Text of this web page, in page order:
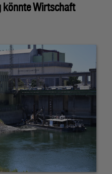
könnte Wirtschaft